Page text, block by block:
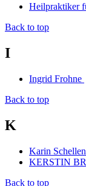
Heilpraktiker
Back to top
I
Ingrid Frohne
Back to top
K
Karin
KERSTIN
Back to top